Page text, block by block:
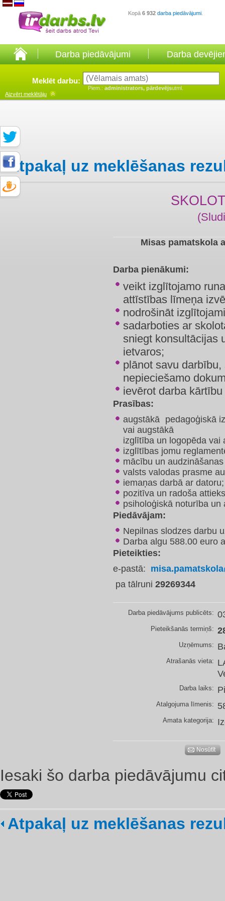
Kopā 6 932 darba piedāvājumi
Darba piedāvājumi Darba
Meklēt darbu:
Piem.: administrators, pārdevējsutml.
Aizvērt meklētāju
Atpakaļ uz meklēšanas
Misas pamatskola
Darba pienākumi:
veikt izglītojamo
attīstības līmeņa
nodrošināt
sadarboties ar
sniegt konsultācijas
ietvaros;
plānot savu
nepieciešamo
ievērot darba
Prasības:
augstākā pedagoģiskā
vai augstākā
izglītība un logopēda vai
izglītības jomu
mācību un
valsts valodas prasme
iemaņas darbā ar datoru;
pozitīva un radoša
psiholoģiskā noturība un
Piedāvājam:
Nepilnas slodzes darbu
Darba algu 588.00 euro
Pieteikties:
e-pastā:
pa tālruni 29269344
Darba piedāvājums publicēts:
Pieteikšanās termiņš:
Uzņēmums:
Atrašanās vieta:
Darba laiks:
Atalgojuma līmenis:
Amata kategorija:
Nosūtīt
Iesaki šo darba piedāvājumu
Atpakaļ uz meklēšanas